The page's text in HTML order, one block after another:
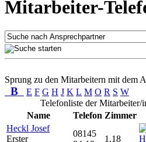
Mitarbeiter-
Sprung zu den Mitarbeitern mit dem
B E F G H J K L M O R S W
Telefonliste der Mitarbeiter/
Name
Telefon Zimmer
Heckl Josef
Erster
08145
1.18